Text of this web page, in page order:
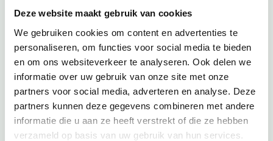
Deze website maakt gebruik van cookies
We gebruiken cookies om content en advertenties te
personaliseren, om functies voor social media te bieden
en om ons websiteverkeer te analyseren. Ook delen we
informatie over uw gebruik van onze site met onze
partners voor social media, adverteren en analyse. Deze
partners kunnen deze gegevens combineren met andere
informatie die u aan ze heeft verstrekt of die ze hebben
verzameld op basis van uw gebruik van hun services.
Slaap lekker!